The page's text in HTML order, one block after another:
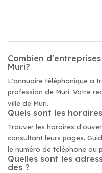
Combien
Muri?
L'annuaire téléphonique a
profession de Muri. Votre
ville de Muri.
Quels sont les
Trouver les horaires
consultant leurs pages.
le numéro de téléphone ou
Quelles sont les
des ?